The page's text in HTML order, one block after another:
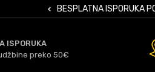
KARTICAMA BESPLATNA ISPORUKA
ISPORUKA
preko 50€